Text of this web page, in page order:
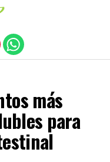
más
para
móvil